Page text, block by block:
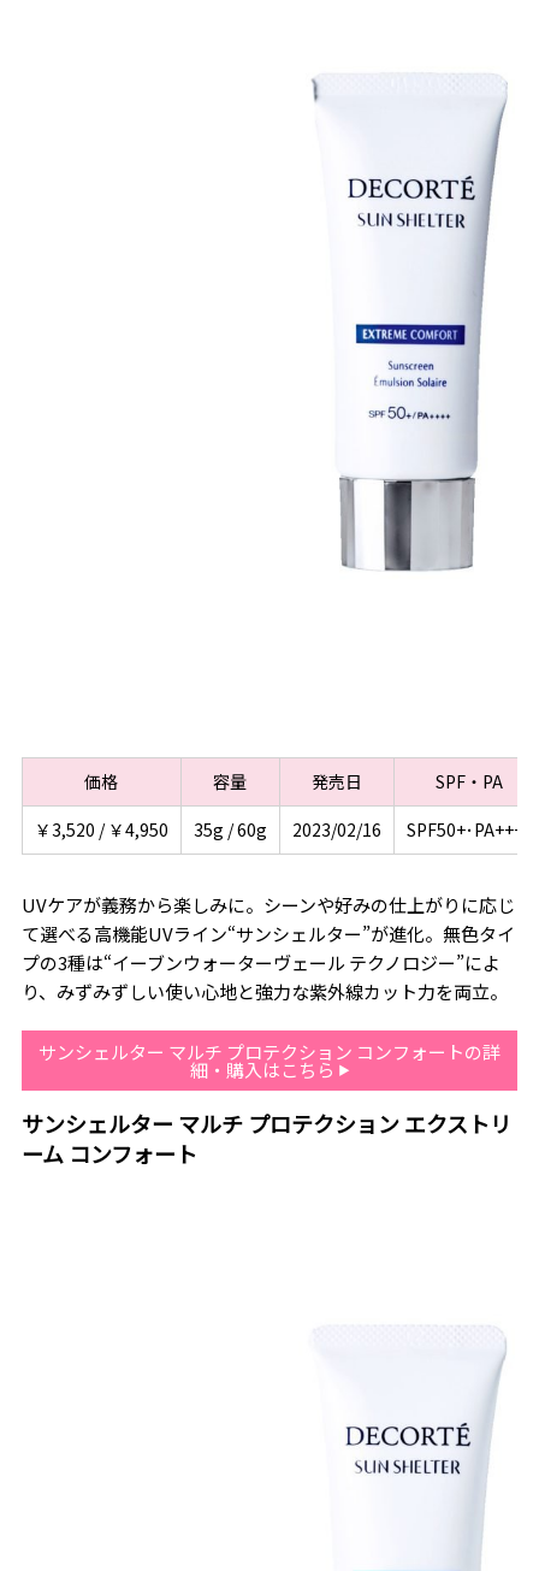
価格 容量 発売日
SPF・PA
￥3,520 / ￥4,950
35g / 60g 2023/02/16 SPF50+･PA++++
UVケアが義務から楽しみに。シーンや好みの仕上がりに応じ
て選べる高機能UVライン“サンシェルター”が進化。無色タイ
プの3種は“イーブンウォーターヴェール テクノロジー”によ
り、みずみずしい使い心地と強力な紫外線カット力を両立。
サンシェルター マルチ プロテクション コンフォートの詳
細・購入はこちら
サンシェルター マルチ プロテクション エクストリ
ーム コンフォート